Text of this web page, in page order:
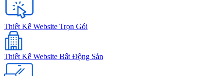
Thiết Kế Website Trọn Gói
Thiết Kế Website Bất Động Sản